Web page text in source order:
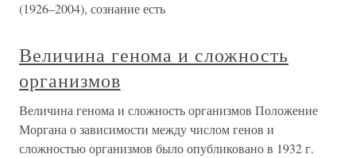
(1926–2004), сознание есть
Величина генома и сложность
организмов
Величина генома и сложность организмов Положение
Моргана о зависимости между числом генов и
сложностью организмов было опубликовано в 1932 г.